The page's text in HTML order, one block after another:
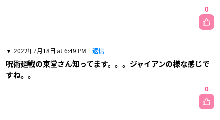
0
2022年7月18日 at 6:49 PM 返信
呪術廻戦の東堂さん知ってます。。。ジャイアンの様な感じで
すね。。
0